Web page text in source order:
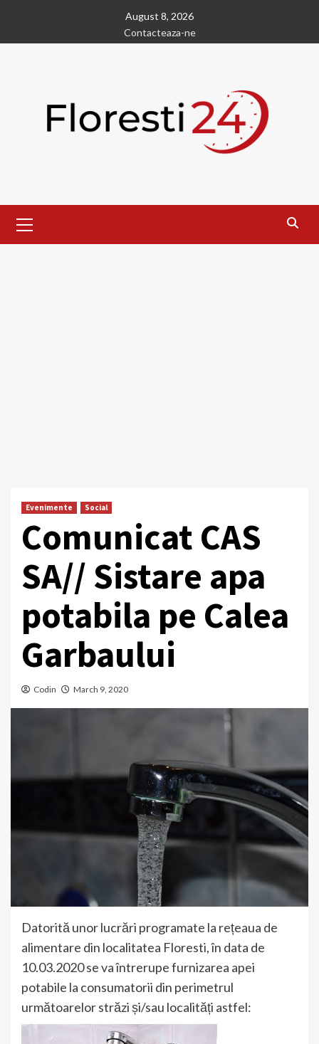
content
August 8, 2026
Contacteaza-ne
Menu
Evenimente Social
Comunicat CAS
SA// Sistare apa
potabila pe Calea
Garbaului
Codin March 9, 2020
Datorită unor lucrări programate la rețeaua de
alimentare din localitatea Floresti, în data de
10.03.2020 se va întrerupe furnizarea apei
potabile la consumatorii din perimetrul
următoarelor străzi și/sau localități astfel: